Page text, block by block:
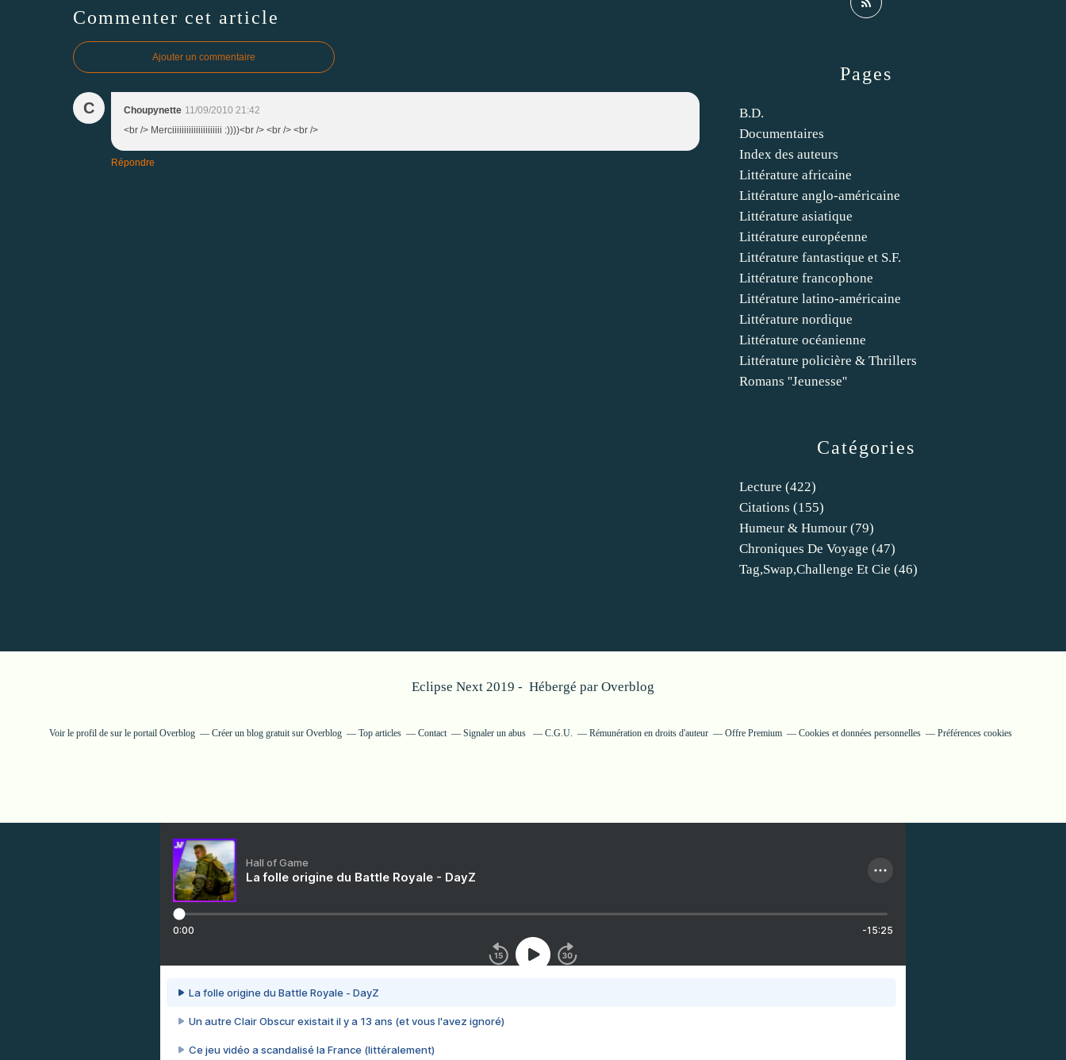
Commenter cet article
Ajouter un commentaire
C Choupynette 11/09/2010 21:42
<br /> Merciiiiiiiiiiiiiiiiiiiii :))))<br /> <br /> <br />
Répondre
Catégories
Lecture (422)
Citations (155)
Humeur & Humour (79)
Chroniques De Voyage (47)
Tag,swap,challenge Et Cie (46)
Pages
B.D.
Documentaires
Index des auteurs
Littérature africaine
Littérature anglo-américaine
Littérature asiatique
Littérature européenne
Littérature fantastique et S.F.
Littérature francophone
Littérature latino-américaine
Littérature nordique
Littérature océanienne
Littérature policière & Thrillers
Romans ''Jeunesse''
Eclipse Next 2019 - Hébergé par Overblog
Voir le profil de sur le portail Overblog Créer un blog gratuit sur Overblog Top articles Contact Signaler un abus C.G.U. Rémunération en droits d'auteur Offre Premium Cookies et données personnelles Préférences cookies
Hall of Game
La folle origine du Battle Royale - DayZ
0:00 -15:25
La folle origine du Battle Royale - DayZ
Un autre Clair Obscur existait il y a 13 ans (et vous l'avez ignoré)
Ce jeu vidéo a scandalisé la France (littéralement)